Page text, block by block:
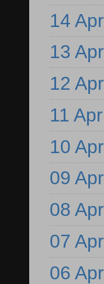
14 Apr
13 Apr
12 Apr
11 Apr
10 Apr
09 Apr
08 Apr
07 Apr
06 Apr